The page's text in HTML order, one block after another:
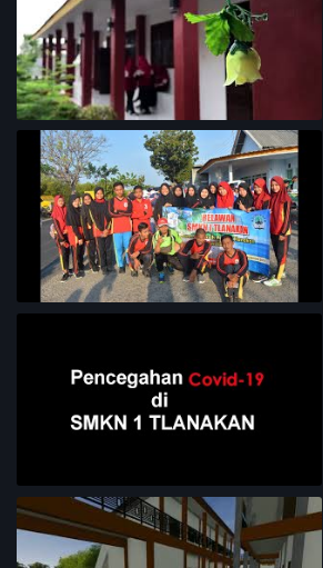
Lingkungan Sekolah
Pencegahan COVID-19